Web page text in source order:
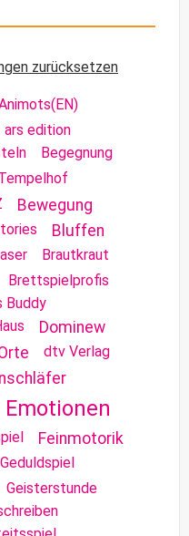
zurücksetzen
ars edition
Begegnung
Bewegung
Bluffen
Brautkraut
Brettspielprofis
Buddy
Dominew
dtv Verlag
Emotionen
Feinmotorik
Geduldspiel
Geisterstunde